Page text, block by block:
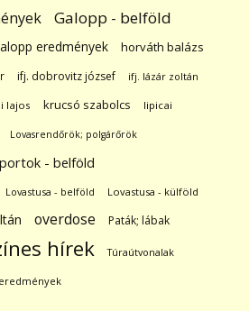
Galopp - belföld
eredmények horváth balázs
ifj. dobrovitz józsef ifj. lázár zoltán
lajos krucsó szabolcs lipicai
Lovasrendőrök; polgárőrök
- belföld
Lovastusa - belföld Lovastusa - külföld
overdose Paták; lábak
hírek Túraútvonalak